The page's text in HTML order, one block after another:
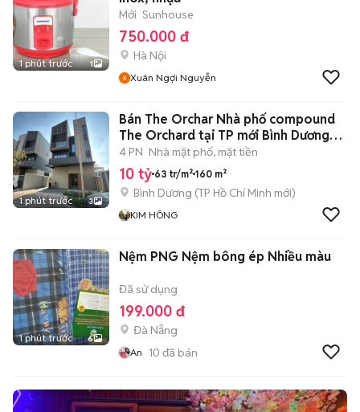
1 phút trước 1
Mới Sunhouse
750.000 đ
Hà Nội
Xuân Ngợi Nguyễn
1 phút trước 3
Bán The Orchar Nhà phố compound
The Orchard tại TP mới Bình Dương
đẹp
4 PN Nhà mặt phố, mặt tiền
10 tỷ 63 tr/m² 160 m²
Bình Dương (TP Hồ Chí Minh mới)
KIM HÔNG
1 phút trước 6
Nệm PNG Nệm bông ép Nhiều màu
Đã sử dụng
199.000 đ
Đà Nẵng
An 10 đã bán